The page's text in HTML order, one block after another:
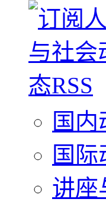
国内
国际
讲座